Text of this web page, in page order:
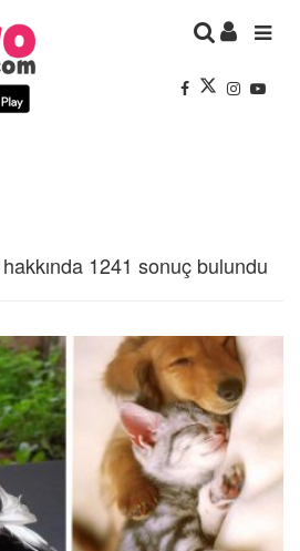
hakkında 1241 sonuç bulundu